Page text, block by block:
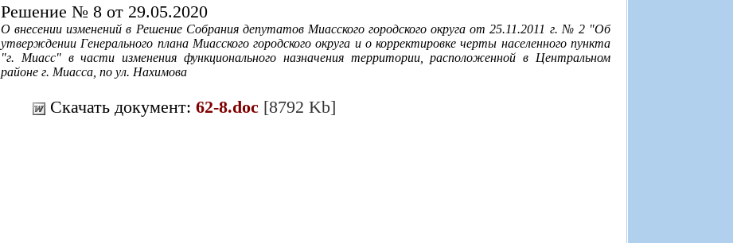
Решение № 8 от 29.05.2020
О внесении изменений в Решение Собрания депутатов Миасского городского округа от 25.11.2011 г. № 2 "Об
утверждении Генерального плана Миасского городского округа и о корректировке черты населенного пункта
"г. Миасс" в части изменения функционального назначения территории, расположенной в Центральном
районе г. Миасса, по ул. Нахимова
Скачать документ: 62-8.doc [8792 Kb]